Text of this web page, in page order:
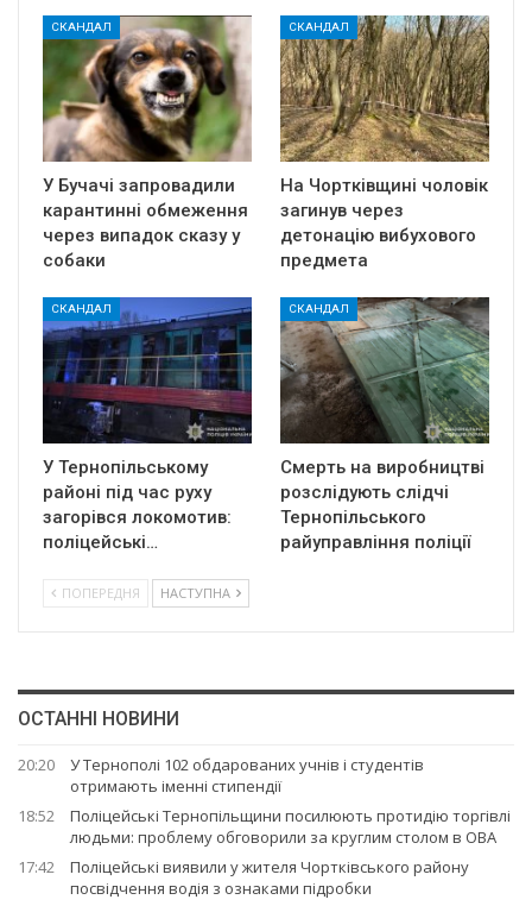
СКАНДАЛ
У Бучачі запровадили
карантинні обмеження
через випадок сказу у
собаки
СКАНДАЛ
На Чортківщині чоловік
загинув через
детонацію вибухового
предмета
СКАНДАЛ
У Тернопільському
районі під час руху
загорівся локомотив:
поліцейські…
СКАНДАЛ
Смерть на виробництві
розслідують слідчі
Тернопільського
райуправління поліції
ПОПЕРЕДНЯ НАСТУПНА
ОСТАННІ НОВИНИ
20:20
У Тернополі 102 обдарованих учнів і студентів
отримають іменні стипендії
18:52
Поліцейські Тернопільщини посилюють протидію торгівлі
людьми: проблему обговорили за круглим столом в ОВА
17:42
Поліцейські виявили у жителя Чортківського району
посвідчення водія з ознаками підробки